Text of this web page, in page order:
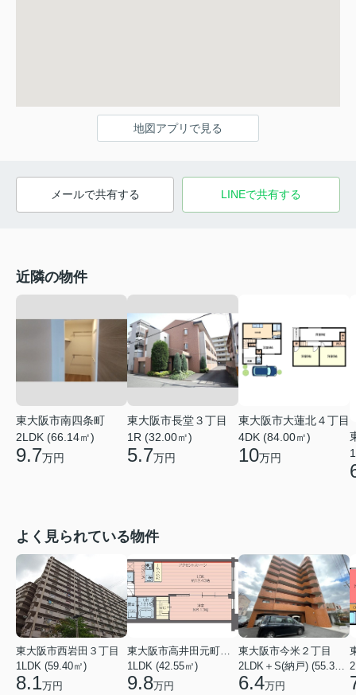
地図アプリで見る
メールで共有する LINEで共有する
近隣の物件
東大阪市南四条町
2LDK (66.14㎡)
9.7万円
東大阪市長堂３丁目
1R (32.00㎡)
5.7万円
東大阪市大蓮北４丁目
4DK (84.00㎡)
10万円
よく見られている物件
東大阪市西岩田３丁目
1LDK (59.40㎡)
8.1万円
東大阪市高井田元町２丁目
1LDK (42.55㎡)
9.8万円
東大阪市今米２丁目
2LDK＋S(納戸) (55.35㎡)
6.4万円